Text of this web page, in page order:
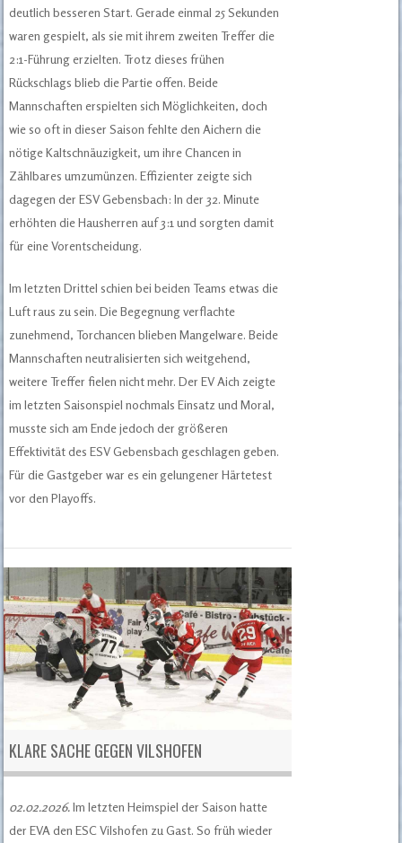
deutlich besseren Start. Gerade einmal 25 Sekunden
waren gespielt, als sie mit ihrem zweiten Treffer die
2:1-Führung erzielten. Trotz dieses frühen
Rückschlags blieb die Partie offen. Beide
Mannschaften erspielten sich Möglichkeiten, doch
wie so oft in dieser Saison fehlte den Aichern die
nötige Kaltschnäuzigkeit, um ihre Chancen in
Zählbares umzumünzen. Effizienter zeigte sich
dagegen der ESV Gebensbach: In der 32. Minute
erhöhten die Hausherren auf 3:1 und sorgten damit
für eine Vorentscheidung.
Im letzten Drittel schien bei beiden Teams etwas die
Luft raus zu sein. Die Begegnung verflachte
zunehmend, Torchancen blieben Mangelware. Beide
Mannschaften neutralisierten sich weitgehend,
weitere Treffer fielen nicht mehr. Der EV Aich zeigte
im letzten Saisonspiel nochmals Einsatz und Moral,
musste sich am Ende jedoch der größeren
Effektivität des ESV Gebensbach geschlagen geben.
Für die Gastgeber war es ein gelungener Härtetest
vor den Playoffs.
KLARE SACHE GEGEN VILSHOFEN
02.02.2026.Im letzten Heimspiel der Saison hatte
der EVA den ESC Vilshofen zu Gast. So früh wieder